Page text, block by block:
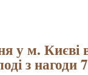
у м. Києві
з нагоди